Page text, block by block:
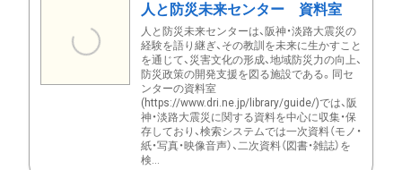
人と防災未来センター 資料室
人と防災未来センターは、阪神・淡路大震災の
経験を語り継ぎ、その教訓を未来に生かすこと
を通じて、災害文化の形成、地域防災力の向上、
防災政策の開発支援を図る施設である。同セ
ンターの資料室
(https://www.dri.ne.jp/library/guide/)では、阪
神・淡路大震災に関する資料を中心に収集・保
存しており、検索システムでは一次資料（モノ・
紙・写真・映像音声）、二次資料（図書・雑誌）を
検...